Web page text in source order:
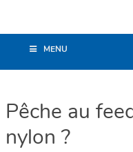
MENU
Pêche au
nylon ?